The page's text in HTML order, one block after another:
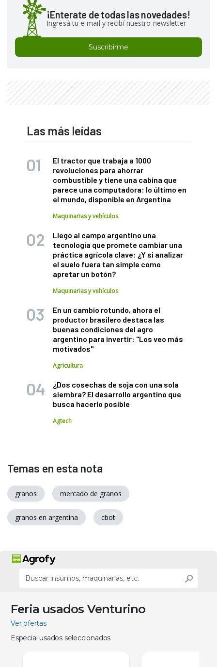
¡Enterate de todas las novedades!
Ingresá tu e-mail y recibí nuestro newsletter
Suscribirme
Las más leídas
El tractor que trabaja a 1000
revoluciones para ahorrar
combustible y tiene una cabina que
parece una computadora: lo último en
el mundo, disponible en Argentina
Maquinarias y vehículos
Llegó al campo argentino una
tecnología que promete cambiar una
práctica agrícola clave: ¿Y si analizar
el suelo fuera tan simple como
apretar un botón?
Maquinarias y vehículos
En un cambio rotundo, ahora el
productor brasilero destaca las
buenas condiciones del agro
argentino para invertir: "Los veo más
motivados"
Agricultura
¿Dos cosechas de soja con una sola
siembra? El desarrollo argentino que
busca hacerlo posible
Agtech
Temas en esta nota
granos mercado de granos
granos en argentina cbot
Feria usados Venturino
Ver ofertas
Especial usados seleccionados